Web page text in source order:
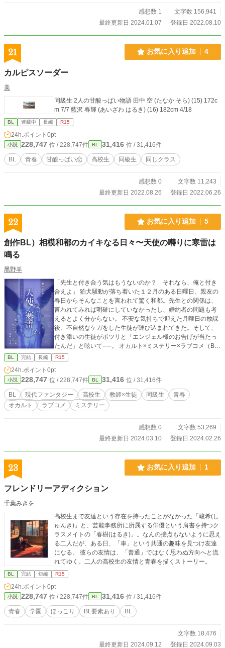
も試合に出られないまま引退することも、珍しくない。 県外
からの入学生も多く、特待生推薦制度あり
感想数 1
文字数 156,941
最終更新日 2024.01.07
登録日 2022.08.10
21 お気に入り追加 4
カルピスソーダー
美
同級生 2人の甘酸っぱい物語 田中 空 (たなか そら) (15) 172c
m 7/7 藍沢 春輝 (あいざわ はるき) (16) 182cm 4/18
BL 連載中 長編 R15
24h.ポイント 0pt
小説 228,747 位 / 228,747件 BL 31,416 位 / 31,416件
BL 青春 甘酸っぱい恋 高校生 同級生 同じクラス
感想数 0
文字数 11,243
最終更新日 2022.08.26
登録日 2022.06.26
22 お気に入り追加 5
創作BL）相模和都のカイキなる日々〜天使の囀りに寒雷は
鳴る
黑野羊
「先生と付き合う気はもうないのか？ それなら、俺と付き
合えよ」 狛犬騒動が落ち着いた１２月のある日曜日、親友の
春日からそんなことを言われて驚く和都。先生との関係は、
言われてみれば明確にしていなかったし、婚約者の問題も考
えるとよく分からない。 不安な気持ちで迎えた月曜日の放課
後、不自然なケガをした生徒が運び込まれてきた。そして、
付き添いの生徒がポツリと「エンジェル様のお告げが当たっ
たんだ」と呟いて──。 オカルト×ミステリー×ラブコメ（B
L）な現代ファンタジー。 和都のカイキなる日々はまだまだ
続く。 ーーー ※相模和都のカイキなる日々の続編になりま
す。 https://www.alphapolis.co.jp/novel/702387773/2668174
29 「*」のついている話は、キスシーンなどを含みます。 ＝
＝＝ 主な登場人物） ・相模和都：本作主人公。高校二年、お
化けが視える。 ・仁科先生：和都の通う高校の、養護教諭。
・春日祐介：和都の中学からの友人。 ・小坂、菅原：和都と
BL 完結 長編 R15
24h.ポイント 0pt
小説 228,747 位 / 228,747件 BL 31,416 位 / 31,416件
BL 現代ファンタジー 高校生 教師×生徒 同級生
青春
オカルト
ラブコメ ミステリー
感想数 0
文字数 53,269
最終更新日 2024.03.10
登録日 2024.02.26
23 お気に入り追加 1
フレンドリーアディクション
千葉みきを
高校生まで友達という存在を持ったことがなかった「峻希(し
ゅんき)」と、芸能事務所に所属する俳優という肩書を持つク
ラスメイトの「春樹(はるき)」。なんの接点もないように思え
る二人だが、ある日、「車」という共通の趣味を見つけ友達
になる。 彼らの友情は、「普通」ではなく思わぬ方向へと流
れてゆく。二人の高校生の友情と青春を描くストーリー。
BL 完結 短編 R15
24h.ポイント 0pt
小説 228,747 位 / 228,747件 BL 31,416 位 / 31,416件
青春 学園 ほっこり BL要素あり BL
文字数 18,476
最終更新日 2024.09.12
登録日 2024.09.03